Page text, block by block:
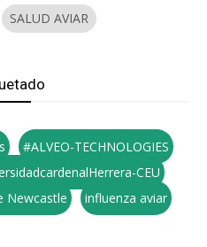
SALUD AVIAR
#ALVEO-TECHNOLOGIES
CEU
Newcastle influenza aviar